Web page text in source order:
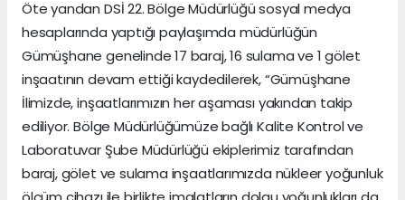
Öte yandan DSİ 22. Bölge Müdürlüğü sosyal medya
hesaplarında yaptığı paylaşımda müdürlüğün
Gümüşhane genelinde 17 baraj, 16 sulama ve 1 gölet
inşaatının devam ettiği kaydedilerek, “Gümüşhane
İlimizde, inşaatlarımızın her aşaması yakından takip
ediliyor. Bölge Müdürlüğümüze bağlı Kalite Kontrol ve
Laboratuvar Şube Müdürlüğü ekiplerimiz tarafından
baraj, gölet ve sulama inşaatlarımızda nükleer yoğunluk